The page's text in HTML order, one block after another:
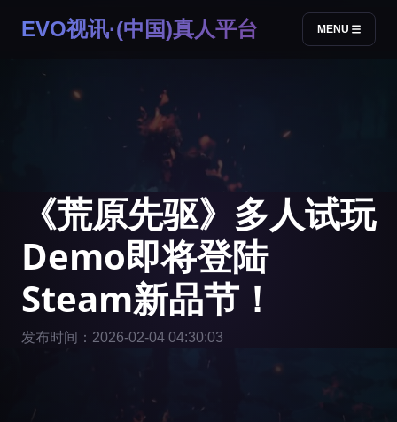
EVO视讯·(中国)真人平台 MENU
《荒原先驱》多人试玩
Demo即将登陆
Steam新品节！
发布时间：2026-02-04 04:30:03